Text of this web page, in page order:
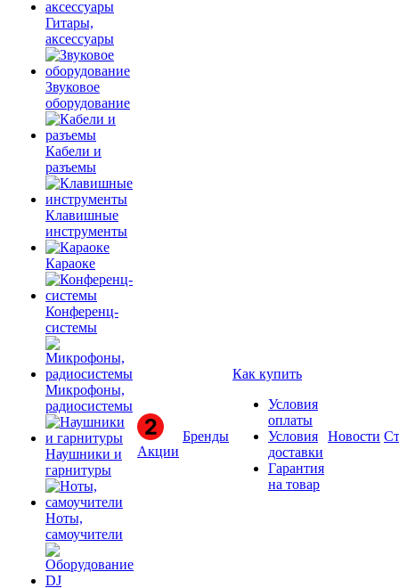
Гитары,
аксессуары
Звуковое
оборудование
Кабели и
разъемы
Клавишные
инструменты
Караоке
Конференц-
системы
Микрофоны,
радиосистемы
Наушники и
гарнитуры
Ноты,
самоучители
Акции
Бренды
Как купить
Условия
оплаты
Условия
доставки
Гарантия
на товар
Новости